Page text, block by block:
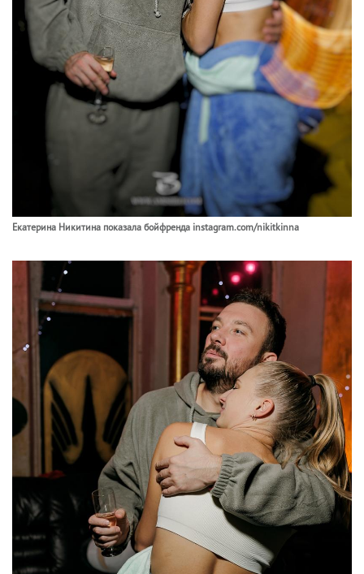
Екатерина Никитина показала бойфренда instagram.com/nikitkinna